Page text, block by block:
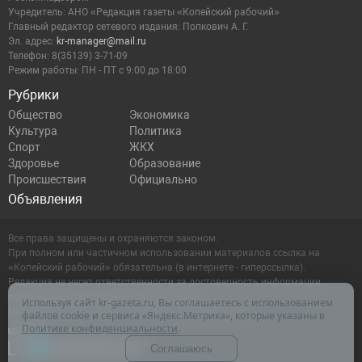
Рубрики
Общество
Экономика
Культура
Политика
Спорт
ЖКХ
Здоровье
Образование
Происшествия
Официально
Объявления
Учредитель: АНО «Редакция газеты «Копейский рабочий»
Главный редактор сетевого издания: Попкович А. Г.
Эл. адрес: kr-manager@mail.ru
Телефон: 8(35139) 3-71-09
Режим работы: ПН - ПТ с 9:00 до 18:00
Все права защищены и охраняются законом.
При полном или частичном использовании материалов ссылка на
«Копейский рабочий» обязательна (в интернете - гиперссылка).
Редакция не несет ответственности за достоверность информации,
содержащейся в рекламных объявлениях.
Настоящий ресурс может содержать материалы 16+
Используя сайт kr-gazeta.ru, Вы соглашаетесь с использованием
файлов cookie и сервиса «Яндекс.Метрика», которые указаны в
Политике конфиденциальности.
Соглашаюсь